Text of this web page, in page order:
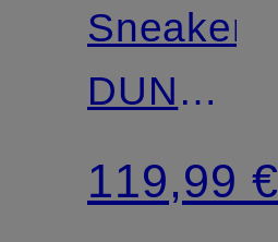
Sneaker
DUNK
LOW
RETRO
119,99 €